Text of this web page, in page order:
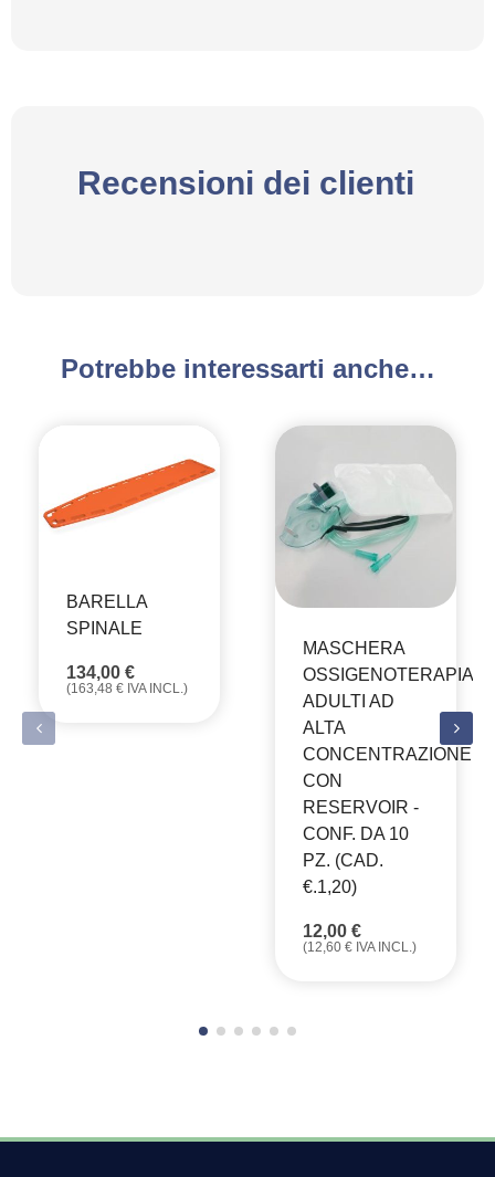
Recensioni dei clienti
Potrebbe interessarti anche…
BARELLA
SPINALE
134,00 €
(163,48 € IVA INCL.)
MASCHERA
OSSIGENOTERAPIA
ADULTI AD
ALTA
CONCENTRAZIONE
CON
RESERVOIR -
CONF. DA 10
PZ. (CAD.
€.1,20)
12,00 €
(12,60 € IVA INCL.)